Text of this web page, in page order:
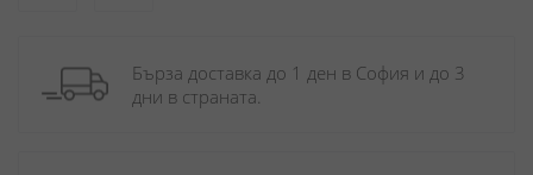
Бърза доставка до 1 ден в София и до 3
дни в страната.